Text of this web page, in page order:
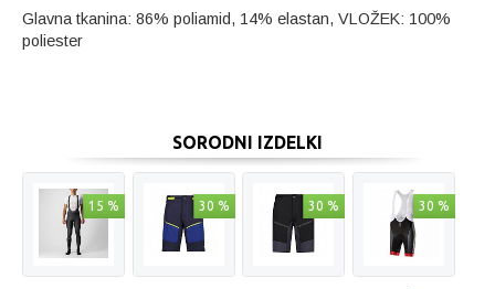
Glavna tkanina: 86% poliamid, 14% elastan, VLOŽEK: 100%
poliester
SORODNI IZDELKI
15 % 30 % 30 % 30 %